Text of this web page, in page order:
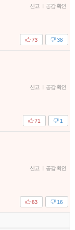
신고 | 공감 확인
38
73
신고 | 공감 확인
1
71
신고 | 공감 확인
16
63